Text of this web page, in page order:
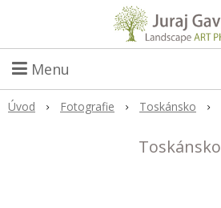
Menu
Úvod Fotografie Toskánsko
Toskánsko